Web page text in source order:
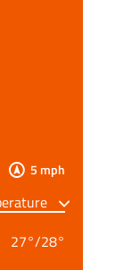
5 mph
27°/28°